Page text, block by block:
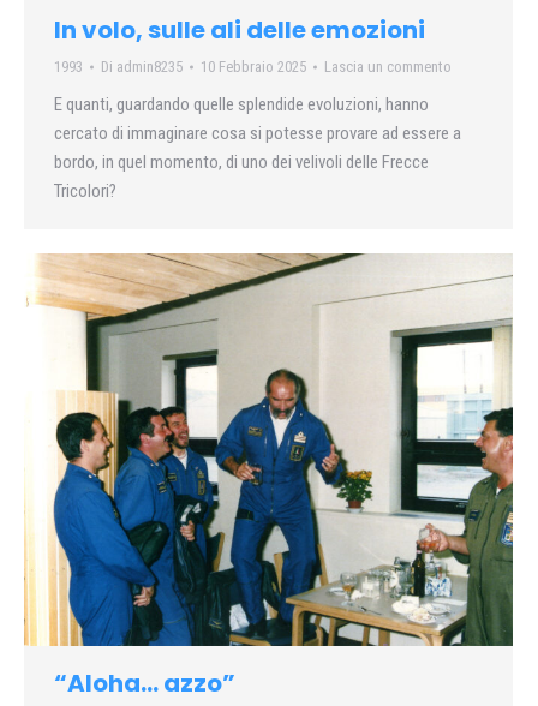
In volo, sulle ali delle emozioni
1993 Di admin8235 10 Febbraio 2025 Lascia un commento
E quanti, guardando quelle splendide evoluzioni, hanno
cercato di immaginare cosa si potesse provare ad essere a
bordo, in quel momento, di uno dei velivoli delle Frecce
Tricolori?
“Aloha… azzo”